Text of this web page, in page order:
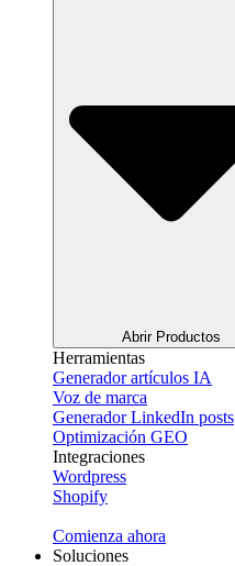
Abrir Productos
Herramientas
Generador artículos IA
Voz de marca
Generador LinkedIn posts
Optimización GEO
Integraciones
Wordpress
Shopify
Comienza ahora
Soluciones